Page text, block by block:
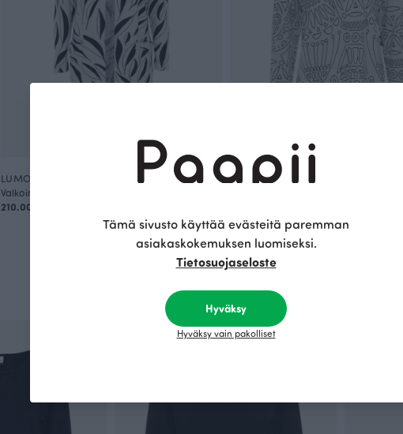
LUMO neuletakki, Flow
Valkoinen
210.00 EUR
PALO neulepaita, Rukinlapa
Tämä sivusto käyttää evästeitä paremman
asiakaskokemuksen luomiseksi.
Tietosuojaseloste
Hyväksy
Hyväksy vain pakolliset